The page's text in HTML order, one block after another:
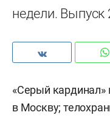
недели. Выпуск
«Серый кардинал»
в Москву;